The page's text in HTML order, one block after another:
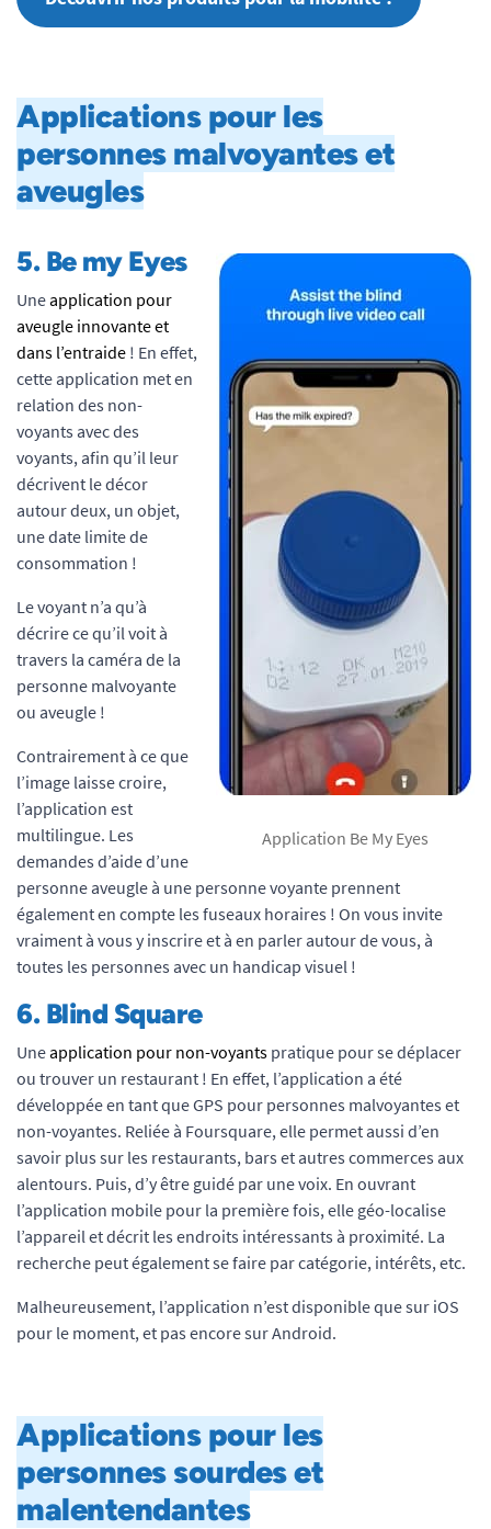
Applications pour les
personnes malvoyantes et
aveugles
Application Be My Eyes
5. Be my Eyes
Uneapplication pour
aveugle innovante et
dans l’entraide ! En effet,
cette application met en
relation des non-
voyants avec des
voyants, afin qu’il leur
décrivent le décor
autour deux, un objet,
une date limite de
consommation !
Le voyant n’a qu’à
décrire ce qu’il voit à
travers la caméra de la
personne malvoyante
ou aveugle !
Contrairement à ce que
l’image laisse croire,
l’application est
multilingue. Les
demandes d’aide d’une
personne aveugle à une personne voyante prennent
également en compte les fuseaux horaires ! On vous invite
vraiment à vous y inscrire et à en parler autour de vous, à
toutes les personnes avec un handicap visuel !
6. Blind Square
Uneapplication pour non-voyants pratique pour se déplacer
ou trouver un restaurant ! En effet, l’application a été
développée en tant que GPS pour personnes malvoyantes et
non-voyantes. Reliée à Foursquare, elle permet aussi d’en
savoir plus sur les restaurants, bars et autres commerces aux
alentours. Puis, d’y être guidé par une voix. En ouvrant
l’application mobile pour la première fois, elle géo-localise
l’appareil et décrit les endroits intéressants à proximité. La
recherche peut également se faire par catégorie, intérêts, etc.
Malheureusement, l’application n’est disponible que sur iOS
pour le moment, et pas encore sur Android.
Applications pour les
personnes sourdes et
malentendantes